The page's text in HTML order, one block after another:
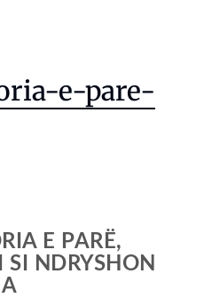
e-pare-
E PARË,
SI NDRYSHON